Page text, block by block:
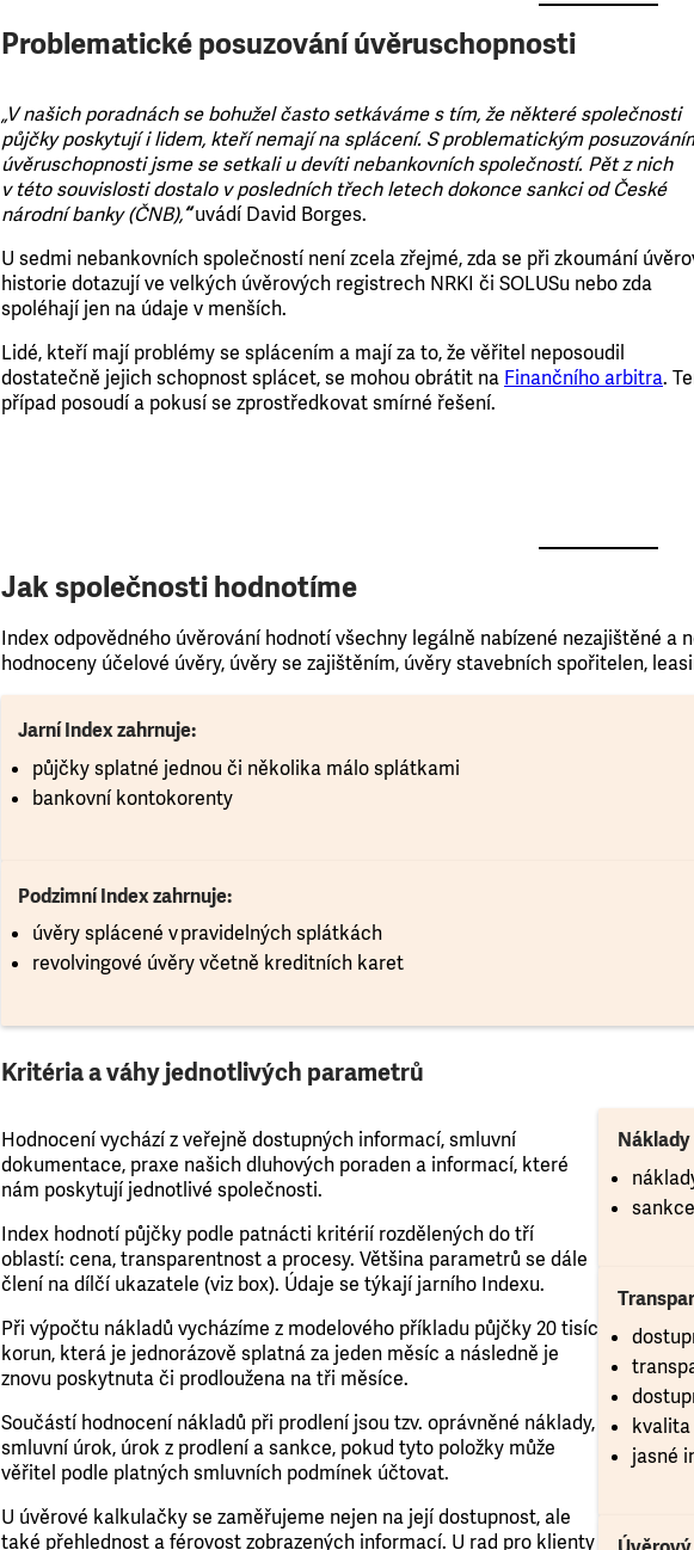
Problematické posuzování úvěruschopnosti
„V našich poradnách se bohužel často setkáváme s tím, že některé společnosti
půjčky poskytují i lidem, kteří nemají na splácení. S problematickým
úvěruschopnosti jsme se setkali u devíti nebankovních společností. Pět z nich
v této souvislosti dostalo v posledních třech letech dokonce sankci od České
národní banky (ČNB),“uvádí David Borges.
U sedmi nebankovních společností není zcela zřejmé, zda se při zkoumání
historie dotazují ve velkých úvěrových registrech NRKI či SOLUSu nebo zda
spoléhají jen na údaje v menších.
Lidé, kteří mají problémy se splácením a mají za to, že věřitel neposoudil
dostatečně jejich schopnost splácet, se mohou obrátit na Finančního arbitra.
případ posoudí a pokusí se zprostředkovat smírné řešení.
Jak společnosti hodnotíme
Index odpovědného úvěrování hodnotí všechny legálně nabízené nezajištěné a
hodnoceny účelové úvěry, úvěry se zajištěním, úvěry stavebních spořitelen,
Jarní Index zahrnuje:
půjčky splatné jednou či několika málo splátkami
bankovní kontokorenty
Podzimní Index zahrnuje:
úvěry splácené v pravidelných splátkách
revolvingové úvěry včetně kreditních karet
Kritéria a váhy jednotlivých parametrů
Hodnocení vychází z veřejně dostupných informací, smluvní
dokumentace, praxe našich dluhových poraden a informací, které
nám poskytují jednotlivé společnosti.
Index hodnotí půjčky podle patnácti kritérií rozdělených do tří
oblastí: cena, transparentnost a procesy. Většina parametrů se dále
člení na dílčí ukazatele (viz box). Údaje se týkají jarního Indexu.
Při výpočtu nákladů vycházíme z modelového příkladu půjčky 20 tisíc
korun, která je jednorázově splatná za jeden měsíc a následně je
znovu poskytnuta či prodloužena na tři měsíce.
Součástí hodnocení nákladů při prodlení jsou tzv. oprávněné náklady,
smluvní úrok, úrok z prodlení a sankce, pokud tyto položky může
věřitel podle platných smluvních podmínek účtovat.
U úvěrové kalkulačky se zaměřujeme nejen na její dostupnost, ale
také přehlednost a férovost zobrazených informací. U rad pro klienty
Náklady
kvalita
jasné